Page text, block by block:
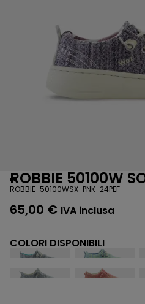
ROBBIE 50100W
ROBBIE-50100WSX-PNK-24PEF
65,00 € IVA inclusa
COLORI DISPONIBILI